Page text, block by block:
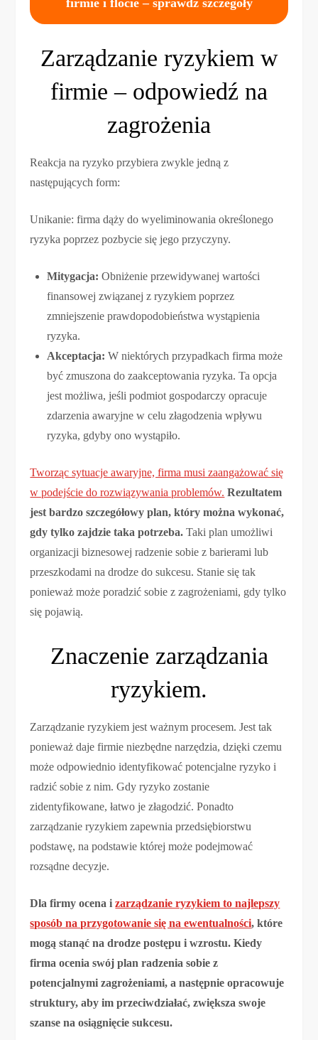
firmie i flocie – sprawdź szczegóły
Zarządzanie ryzykiem w
firmie – odpowiedź na
zagrożenia
Reakcja na ryzyko przybiera zwykle jedną z
następujących form:
Unikanie: firma dąży do wyeliminowania określonego
ryzyka poprzez pozbycie się jego przyczyny.
Mitygacja:Obniżenie przewidywanej wartości
finansowej związanej z ryzykiem poprzez
zmniejszenie prawdopodobieństwa wystąpienia
ryzyka.
Akceptacja: W niektórych przypadkach firma może
być zmuszona do zaakceptowania ryzyka. Ta opcja
jest możliwa, jeśli podmiot gospodarczy opracuje
zdarzenia awaryjne w celu złagodzenia wpływu
ryzyka, gdyby ono wystąpiło.
Tworząc sytuacje awaryjne, firma musi zaangażować się
w podejście do rozwiązywania problemów. Rezultatem
jest bardzo szczegółowy plan, który można wykonać,
gdy tylko zajdzie taka potrzeba.Taki plan umożliwi
organizacji biznesowej radzenie sobie z barierami lub
przeszkodami na drodze do sukcesu. Stanie się tak
ponieważ może poradzić sobie z zagrożeniami, gdy tylko
się pojawią.
Znaczenie zarządzania
ryzykiem.
Zarządzanie ryzykiem jest ważnym procesem. Jest tak
ponieważ daje firmie niezbędne narzędzia, dzięki czemu
może odpowiednio identyfikować potencjalne ryzyko i
radzić sobie z nim. Gdy ryzyko zostanie
zidentyfikowane, łatwo je złagodzić. Ponadto
zarządzanie ryzykiem zapewnia przedsiębiorstwu
podstawę, na podstawie której może podejmować
rozsądne decyzje.
Dla firmy ocena izarządzanie ryzykiem to najlepszy
sposób na przygotowanie się na ewentualności, które
mogą stanąć na drodze postępu i wzrostu. Kiedy
firma ocenia swój plan radzenia sobie z
potencjalnymi zagrożeniami, a następnie opracowuje
struktury, aby im przeciwdziałać, zwiększa swoje
szanse na osiągnięcie sukcesu.